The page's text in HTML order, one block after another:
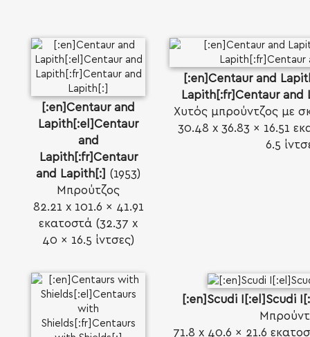
[:en]Centaur and
Lapith[:el]Centaur
and
Lapith[:fr]Centaur
and Lapith[:] (1953)
Μπρούτζος
82.21 x 101.6 x 41.91
εκατοστά (32.37 x
40 x 16.5 ίντσες)
[:en]Centaur and
Lapith[:fr]Centaur and
Χυτός μπρούντζος με
30.48 x 36.83 x 16.51
6.5
[:en]Scudi I[:el]Scudi
71.8 x 40.6 x 21.6